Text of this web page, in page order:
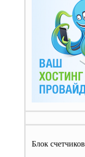
Блок счетчиков